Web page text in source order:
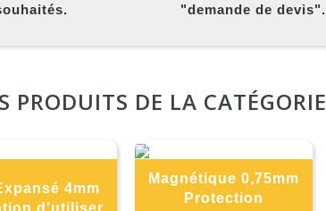
"demande de devis".
PRODUITS DE LA CATÉGORIE
4mm
d'utiliser
Magnétique 0,75mm
Protection